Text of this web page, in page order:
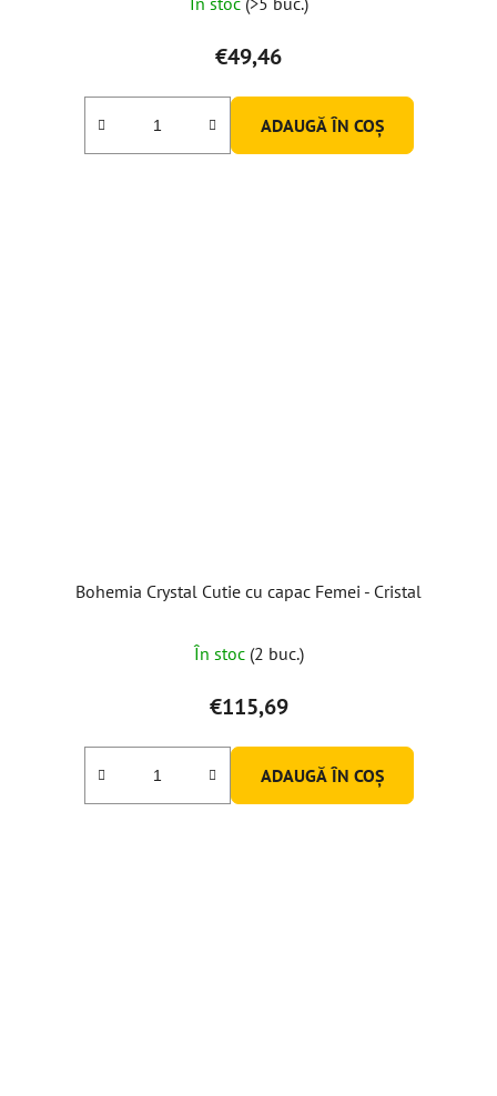
€49,46
ADAUGĂ ÎN COŞ
Bohemia Crystal Cutie cu capac Femei - Cristal
În stoc (2 buc.)
€115,69
ADAUGĂ ÎN COŞ